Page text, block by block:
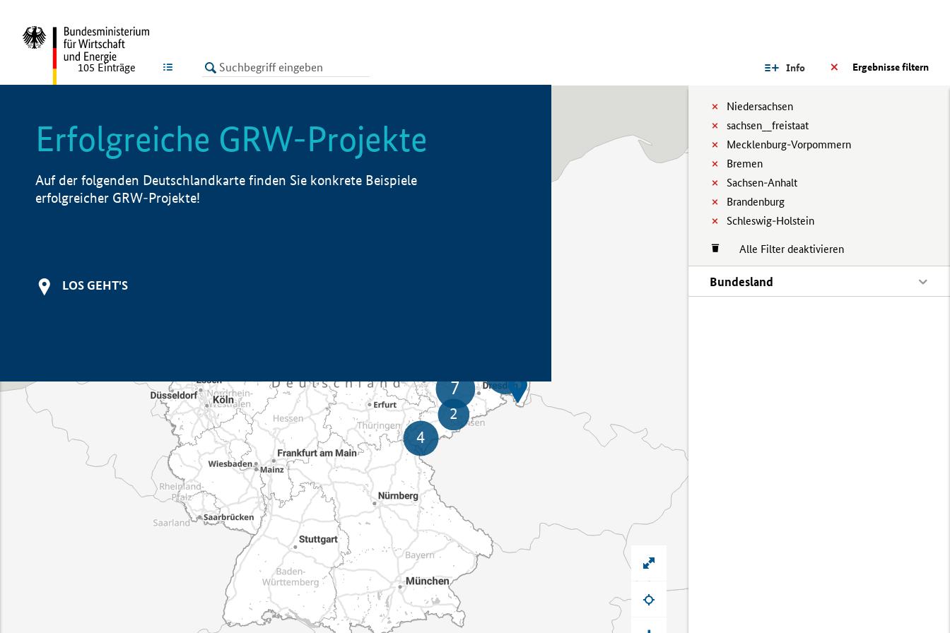
LISTE Ergebnisse filtern
Info
Niedersachsen
sachsen__freistaat
Mecklenburg-Vorpommern
Bremen
Sachsen-Anhalt
Brandenburg
Schleswig-Holstein
Alle Filter deaktivieren
Bundesland
105 Einträge
Erfolgreiche GRW-Projekte
Auf der folgenden Deutschlandkarte finden Sie konkrete Beispiele
erfolgreicher GRW-Projekte!
LOS GEHT'S